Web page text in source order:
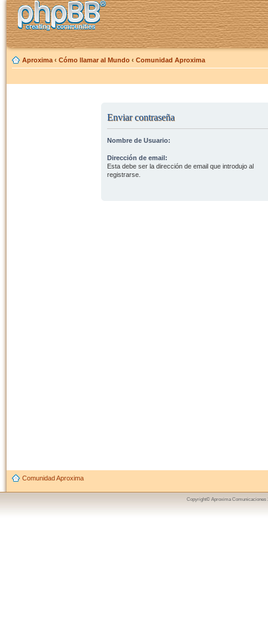
Aproxima ‹ Cómo llamar al Mundo ‹ Comunidad Aproxima
Enviar contraseña
Nombre de Usuario:
Dirección de email:
Esta debe ser la dirección de email que introdujo al
registrarse.
Comunidad Aproxima
Copyright© Aproxima Comunicaciones